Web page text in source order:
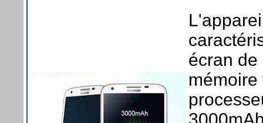
écran de